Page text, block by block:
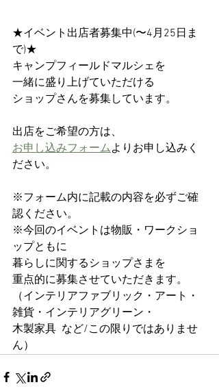
★イベント出店者募集中(〜4月25日ま
で)★
キャンプフィールドマルシェを
一緒に盛り上げていただける
ショップさんを募集しています。
出店をご希望の方は、
お申し込みフォームよりお申し込みく
ださい。
※フォーム内に記載の内容を必ずご確
認ください。
※今回のイベントは物販・ワークショ
ップともに
暮らしに関するショップさまを
重点的に募集させていただきます。
（インテリアファブリック・アート・
雑貨・インテリアグリーン・
木製家具  など/この限りではありませ
ん）